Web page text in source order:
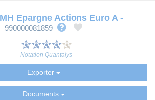
MH Epargne Actions Euro A-
990000081859
Notation Quantalys
Exporter
Documents